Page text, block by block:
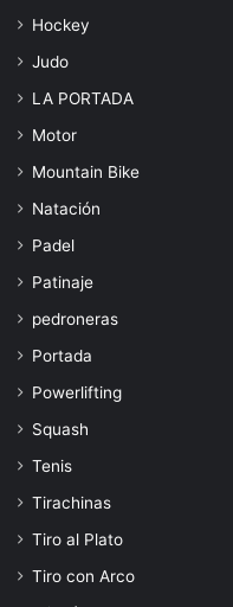
Hockey
Judo
LA PORTADA
Motor
Mountain Bike
Natación
Padel
Patinaje
pedroneras
Portada
Powerlifting
Squash
Tenis
Tirachinas
Tiro al Plato
Tiro con Arco